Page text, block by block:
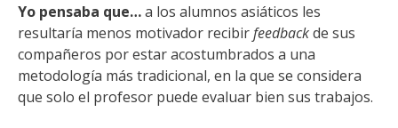
Yo pensaba que…a los alumnos asiáticos les
resultaría menos motivador recibirfeedbackde sus
compañeros por estar acostumbrados a una
metodología más tradicional, en la que se considera
que solo el profesor puede evaluar bien sus trabajos.